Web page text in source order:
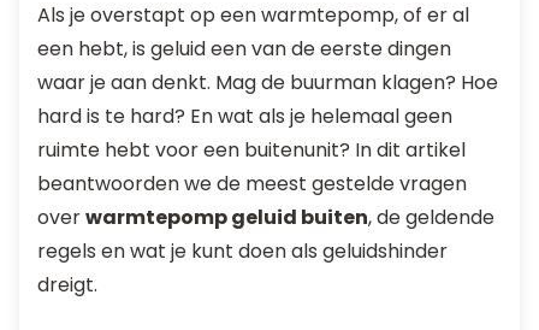
Als je overstapt op een warmtepomp, of er al
een hebt, is geluid een van de eerste dingen
waar je aan denkt. Mag de buurman klagen? Hoe
hard is te hard? En wat als je helemaal geen
ruimte hebt voor een buitenunit? In dit artikel
beantwoorden we de meest gestelde vragen
overwarmtepomp geluid buiten, de geldende
regels en wat je kunt doen als geluidshinder
dreigt.